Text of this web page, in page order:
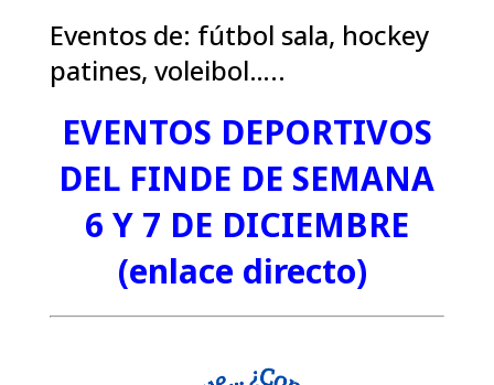
Eventos de: fútbol sala, hockey
patines, voleibol…..
EVENTOS DEPORTIVOS
DEL FINDE DE SEMANA
6 Y 7 DE DICIEMBRE
(enlace directo)